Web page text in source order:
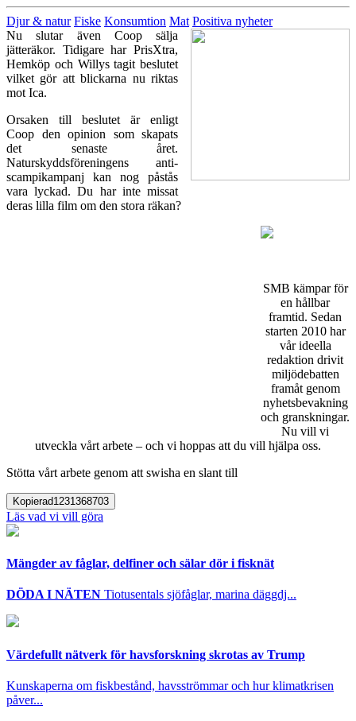
Djur & natur Fiske Konsumtion Mat Positiva nyheter
Nu slutar även Coop sälja
jätteräkor. Tidigare har PrisXtra,
Hemköp och Willys tagit beslutet
vilket gör att blickarna nu riktas
mot Ica.
Orsaken till beslutet är enligt
Coop den opinion som skapats
det senaste året.
Naturskyddsföreningens anti-
scampikampanj kan nog påstås
vara lyckad. Du har inte missat
deras lilla film om den stora räkan?
SMB kämpar för
en hållbar
framtid. Sedan
starten 2010 har
vår ideella
redaktion drivit
miljödebatten
framåt genom
nyhetsbevakning
och granskningar.
Nu vill vi
utveckla vårt arbete – och vi hoppas att du vill hjälpa oss.
Stötta vårt arbete genom att swisha en slant till
Kopierad1231368703
Läs vad vi vill göra
Mängder av fåglar, delfiner och sälar dör i fisknät
DÖDA I NÄTEN Tiotusentals sjöfåglar, marina däggdj...
Värdefullt nätverk för havsforskning skrotas av Trump
Kunskaperna om fiskbestånd, havsströmmar och hur klimatkrisen
påver...